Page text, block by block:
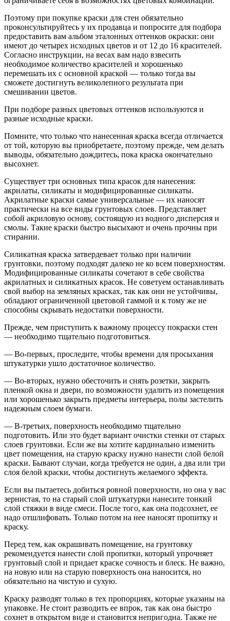
Поэтому при покупке краски для стен обязательно
проконсультируйтесь у их продавца и попросите для подбора
предоставить вам альбом эталонных оттенков окраски: они
имеют до четырех исходных цветов и от 12 до 16 красителей.
Согласно инструкции, на весах вам надо взвесить
необходимое количество красителей и хорошенько
перемешать их с основной краской — только тогда вы
сможете достигнуть великолепного результата при
смешивании цветов.
При подборе разных цветовых оттенков используются и
разные исходные краски.
Помните, что только что нанесенная краска всегда отличается
от той, которую вы приобретаете, поэтому прежде, чем делать
выводы, обязательно дождитесь, пока краска окончательно
высохнет.
Существует три основных типа красок для нанесения:
акрилаты, силикаты и модифицированные силикаты.
Акрилатные краски самые универсальные — их наносят
практически на все виды грунтовых слоев. Представляет
собой акриловую основу, состоящую из водного дисперсия и
смолы. Такие краски быстро высыхают и очень прочны при
стирании.
Силикатная краска затвердевает только при наличии
грунтовки, поэтому подходят далеко не ко всем поверхностям.
Модифицированные силикаты сочетают в себе свойства
акрилатных и силикатных красок. Не советуем останавливать
свой выбор на земляных красках, так как они не устойчивы,
обладают ограниченной цветовой гаммой и к тому же не
способны скрывать недостатки поверхности.
Прежде, чем приступить к важному процессу покраски стен
— необходимо тщательно подготовиться.
— Во-первых, проследите, чтобы времени для просыхания
штукатурки ушло достаточное количество.
— Во-вторых, нужно обесточить и снять розетки, закрыть
пленкой окна и двери, по возможности удалить из помещения
или хорошенько закрыть предметы интерьера, полы застелить
надежным слоем бумаги.
— В-третьих, поверхность необходимо тщательно
подготовить. Или это будет вариант очистки стенки от старых
слоев грунтовки. Если же вы хотите кардинально изменить
цвет помещения, на старую краску нужно нанести слой белой
краски. Бывают случаи, когда требуется не один, а два или три
слоя белой краски, чтобы достигнуть желаемого эффекта.
Если вы пытаетесь добиться ровной поверхности, но она у вас
зернистая, то на старый слой штукатурки нанесите тонкий
слой стяжки в виде смеси. После того, как она подсохнет, ее
надо отшлифовать. Только потом на нее наносят пропитку и
краску.
Перед тем, как окрашивать помещение, на грунтовку
рекомендуется нанести слой пропитки, который упрочняет
грунтовый слой и придает краске сочность и блеск. Не важно,
на новую или на старую поверхность она наносится, но
обязательно на чистую и сухую.
Краску разводят только в тех пропорциях, которые указаны на
упаковке. Не стоит разводить ее впрок, так как она быстро
сохнет в открытом виде и становится непригодна. Также не